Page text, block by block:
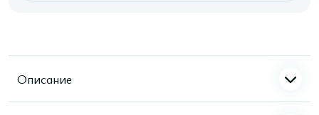
Описание